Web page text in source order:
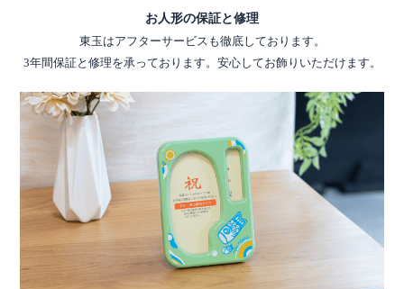
お人形の保証と修理
東玉はアフターサービスも徹底しております。
3年間保証と修理を承っております。安心してお飾りいただけます。